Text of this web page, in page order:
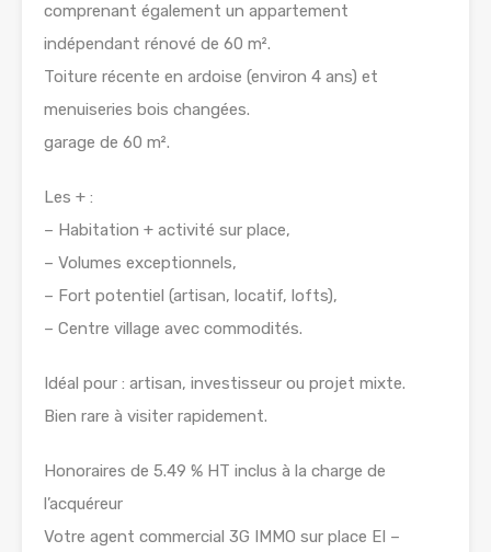
comprenant également un appartement
indépendant rénové de 60 m².
Toiture récente en ardoise (environ 4 ans) et
menuiseries bois changées.
garage de 60 m².
Les + :
– Habitation + activité sur place,
– Volumes exceptionnels,
– Fort potentiel (artisan, locatif, lofts),
– Centre village avec commodités.
Idéal pour : artisan, investisseur ou projet mixte.
Bien rare à visiter rapidement.
Honoraires de 5.49 % HT inclus à la charge de
l’acquéreur
Votre agent commercial 3G IMMO sur place EI –